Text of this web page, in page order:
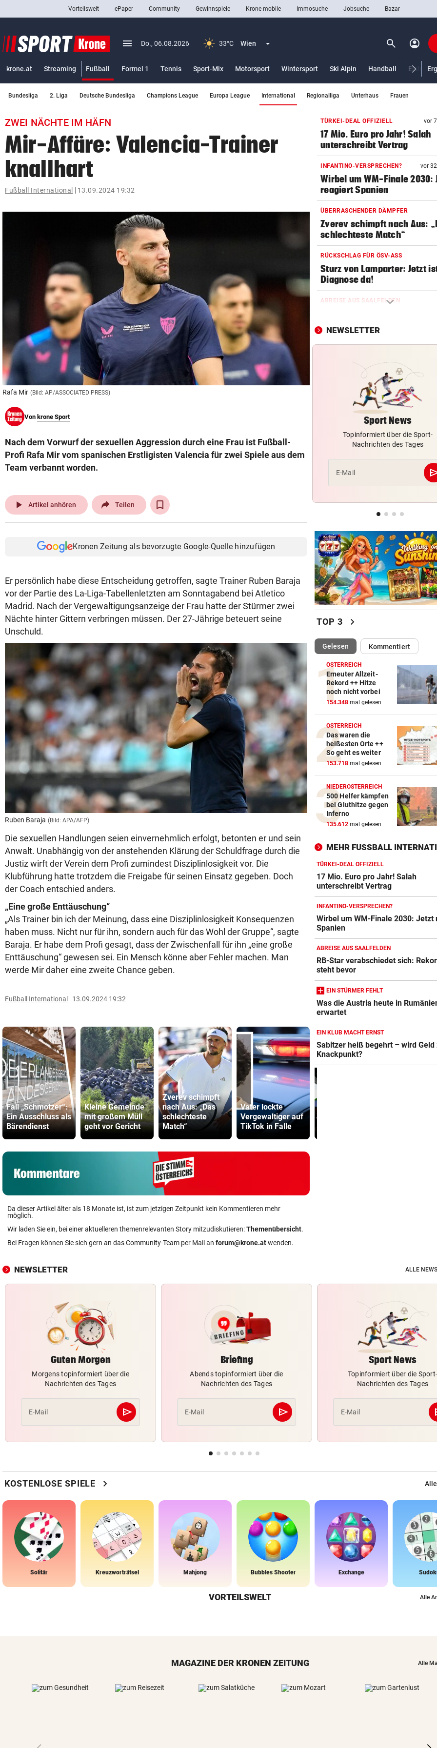
closeSchließen
Abonnieren
bookmark
search
Suchbegriff
eingeben
© Krone Multimedia GmbH & Co KG 2026
Vorteilswelt ePaper Community Gewinnspiele Krone mobile Immosuche Jobsuche Bazar
menu Menü aufklappen
Do., 06.08.2026 33°C Wien Menü aufklappen search Suchen
account_circle
krone.at Streaming Fußball
Formel 1
Tennis Sport-Mix Motorsport Wintersport Ski Alpin Handball
Bundesliga 2. Liga Deutsche Bundesliga Champions League Europa League International Regionalliga Unterhaus Frauen
ZWEI NÄCHTE IM HÄFN
Mir-Affäre: Valencia-Trainer
knallhart
Fußball International 13.09.2024 19:32
Rafa Mir (Bild: AP/ASSOCIATED PRESS)
Von krone Sport
Nach dem Vorwurf der sexuellen Aggression durch eine Frau ist Fußball-
Profi Rafa Mir vom spanischen Erstligisten Valencia für zwei Spiele aus dem
Team verbannt worden.
play_arrow Artikel anhören Teilen
Kronen Zeitung als bevorzugte Google-Quelle hinzufügen
Er persönlich habe diese Entscheidung getroffen, sagte Trainer Ruben Baraja
vor der Partie des La-Liga-Tabellenletzten am Sonntagabend bei Atletico
Madrid. Nach der Vergewaltigungsanzeige der Frau hatte der Stürmer zwei
Nächte hinter Gittern verbringen müssen. Der 27-Jährige beteuert seine
Unschuld.
Ruben Baraja (Bild: APA/AFP)
Die sexuellen Handlungen seien einvernehmlich erfolgt, betonten er und sein
Anwalt. Unabhängig von der anstehenden Klärung der Schuldfrage durch die
Justiz wirft der Verein dem Profi zumindest Disziplinlosigkeit vor. Die
Klubführung hatte trotzdem die Freigabe für seinen Einsatz gegeben. Doch
der Coach entschied anders.
„Eine große Enttäuschung“
„Als Trainer bin ich der Meinung, dass eine Disziplinlosigkeit Konsequenzen
haben muss. Nicht nur für ihn, sondern auch für das Wohl der Gruppe“, sagte
Baraja. Er habe dem Profi gesagt, dass der Zwischenfall für ihn „eine große
Enttäuschung“ gewesen sei. Ein Mensch könne aber Fehler machen. Man
werde Mir daher eine zweite Chance geben.
Fußball International 13.09.2024 19:32
Fall „Schmotzer“:
Ein Ausschluss als
Bärendienst
Kleine Gemeinde
mit großem Müll
geht vor Gericht
Zverev schimpft
nach Aus: „Das
schlechteste
Match“
Vater lockte
Vergewaltiger auf
TikTok in Falle
Da dieser Artikel älter als 18 Monate ist, ist zum jetzigen Zeitpunkt kein Kommentieren mehr
möglich.
Wir laden Sie ein, bei einer aktuelleren themenrelevanten Story mitzudiskutieren:Themenübersicht.
Bei Fragen können Sie sich gern an das Community-Team per Mail an forum@krone.atwenden.
TÜRKEI-DEAL OFFIZIELL vor
17 Mio. Euro pro Jahr! Salah
unterschreibt Vertrag
INFANTINO-VERSPRECHEN? vor
Wirbel um WM-Finale 2030:
reagiert Spanien
ÜBERRASCHENDER DÄMPFER
Zverev schimpft nach Aus:
schlechteste Match“
RÜCKSCHLAG FÜR ÖSV-ASS
Sturz von Lamparter: Jetzt
Diagnose da!
ABREISE AUS SAALFELDEN
Rekorddeal steht bevor
EIN STÜRMER FEHLT
Rumänien erwartet
EIN KLUB MACHT ERNST
Sabitzer heiß begehrt – wird
zum Knackpunkt?
OSV-DUO IN PARIS
Knoll und Lotfi ziehen vom
ins EM-Finale ein
Leichtathletik-EM
Pioneers Vorarlberg kennen
neuen Headcoach
NEWSLETTER
Sport News
Topinformiert über die Sport-
Nachrichten des Tages
E-Mail
TOP 3 chevron_right
Gelesen(ausgewählt)Kommentiert
ÖSTERREICH
Erneuter Allzeit-
Rekord ++ Hitze
noch nicht vorbei
154.348 mal gelesen
ÖSTERREICH
Das waren die
heißesten Orte ++
So geht es weiter
153.718 mal gelesen
NIEDERÖSTERREICH
500 Helfer kämpfen
bei Gluthitze gegen
Inferno
135.612 mal gelesen
MEHR FUSSBALL
TÜRKEI-DEAL OFFIZIELL
17 Mio. Euro pro Jahr! Salah
unterschreibt Vertrag
INFANTINO-VERSPRECHEN?
Wirbel um WM-Finale 2030: Jetzt
Spanien
ABREISE AUS SAALFELDEN
RB-Star verabschiedet sich:
steht bevor
EIN STÜRMER FEHLT
Was die Austria heute in
erwartet
EIN KLUB MACHT ERNST
Sabitzer heiß begehrt – wird Geld
Knackpunkt?
NEWSLETTER ALLE
Guten Morgen
Morgens topinformiert über die
Nachrichten des Tages
E-Mail send
Abschicken
Briefing
Abends topinformiert über die
Nachrichten des Tages
E-Mail send
Abschicken
Sport News
Topinformiert über die
Nachrichten des Tages
E-Mail
KOSTENLOSE SPIELE chevron_right
Solitär Kreuzworträtsel Mahjong Bubbles Shooter Exchange
VORTEILSWELT Alle
MAGAZINE DER KRONEN ZEITUNG Alle